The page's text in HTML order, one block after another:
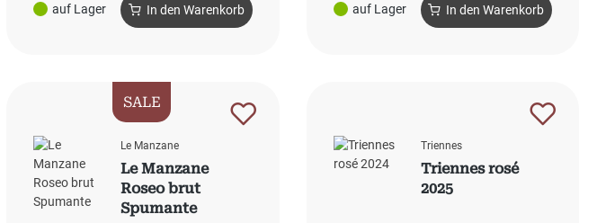
auf Lager In den Warenkorb auf Lager In den Warenkorb
SALE
Le Manzane
Le Manzane
Roseo brut
Spumante
Triennes
Triennes rosé
2025